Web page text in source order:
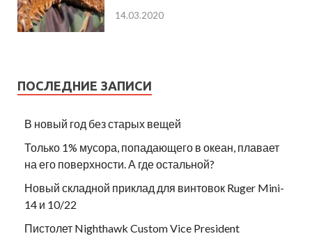
14.03.2020
ПОСЛЕДНИЕ ЗАПИСИ
В новый год без старых вещей
Только 1% мусора, попадающего в океан, плавает
на его поверхности. А где остальной?
Новый складной приклад для винтовок Ruger Mini-
14 и 10/22
Пистолет Nighthawk Custom Vice President